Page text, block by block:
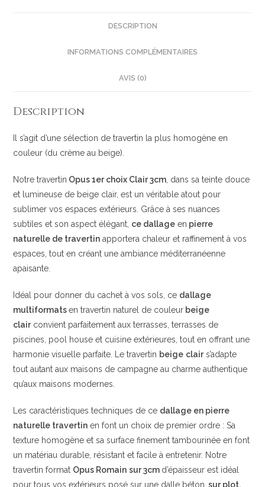
DESCRIPTION
INFORMATIONS COMPLÉMENTAIRES
AVIS (0)
Description
Il s’agit d’une sélection de travertin la plus homogène en
couleur (du crème au beige).
Notre travertin Opus 1er choix Clair 3cm , dans sa teinte douce
et lumineuse de beige clair, est un véritable atout pour
sublimer vos espaces extérieurs. Grâce à ses nuances
subtiles et son aspect élégant, ce dallage en pierre
naturelle de travertin apportera chaleur et raffinement à vos
espaces, tout en créant une ambiance méditerranéenne
apaisante.
Idéal pour donner du cachet à vos sols, ce dallage
multiformatsen travertin naturel de couleur beige
clairconvient parfaitement aux terrasses, terrasses de
piscines, pool house et cuisine extérieures, tout en offrant une
harmonie visuelle parfaite. Le travertin beige clairs’adapte
tout autant aux maisons de campagne au charme authentique
qu’aux maisons modernes.
Les caractéristiques techniques de ce dallage en pierre
naturelle travertin en font un choix de premier ordre : Sa
texture homogène et sa surface finement tambourinée en font
un matériau durable, résistant et facile à entretenir. Notre
travertin format Opus Romain sur 3cm d’épaisseur est idéal
pour tous vos extérieurs posé sur une dalle béton, sur plot,